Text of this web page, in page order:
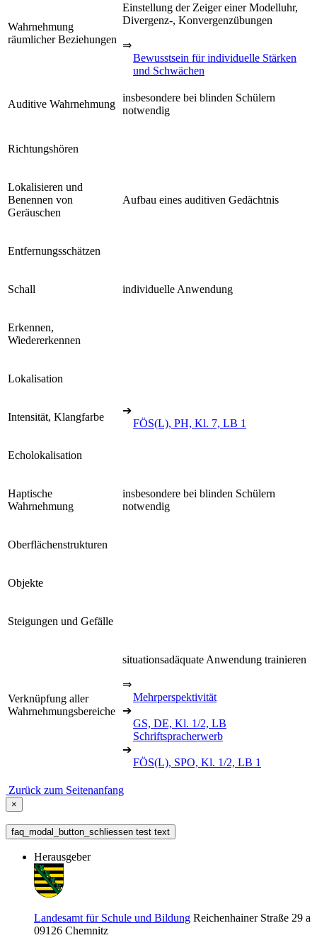
Wahrnehmung
räumlicher Beziehungen
Einstellung der Zeiger einer Modelluhr,
Divergenz-, Konvergenzübungen
⇒
Bewusstsein für individuelle Stärken
und Schwächen
Auditive Wahrnehmung
insbesondere bei blinden Schülern
notwendig
Richtungshören
Lokalisieren und
Benennen von
Geräuschen
Aufbau eines auditiven Gedächtnis
Entfernungsschätzen
Schall individuelle Anwendung
Erkennen,
Wiedererkennen
Lokalisation
Intensität, Klangfarbe
➔
FÖS(L), PH, Kl. 7, LB 1
Echolokalisation
Haptische
Wahrnehmung
insbesondere bei blinden Schülern
notwendig
Oberflächenstrukturen
Objekte
Steigungen und Gefälle
Verknüpfung aller
Wahrnehmungsbereiche
situationsadäquate Anwendung trainieren
⇒
Mehrperspektivität
➔
GS, DE, Kl. 1/2, LB
Schriftspracherwerb
➔
FÖS(L), SPO, Kl. 1/2, LB 1
Zurück zum Seitenanfang
×
faq_modal_button_schliessen test text
Herausgeber
Landesamt für Schule und Bildung Reichenhainer Straße 29 a
09126 Chemnitz